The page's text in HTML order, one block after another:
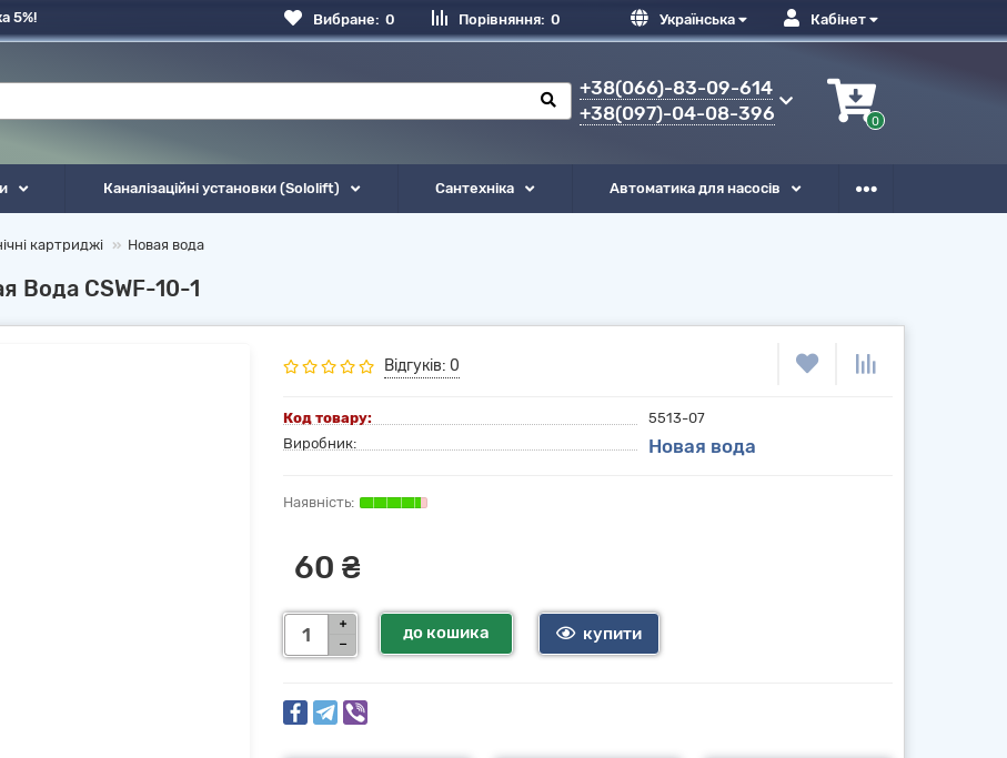
Кабінет
Українська
Порівняння: 0
Вибране: 0
5%!
+38(066)-83-09-614
+38(097)-04-08-396
0
Каналізаційні установки (Sololift) Сантехніка Автоматика для насосів
картриджі Новая вода
Вода CSWF-10-1
Відгуків: 0
Код товару:
5513-07
Виробник:
Новая вода
60 ₴
до кошика купити